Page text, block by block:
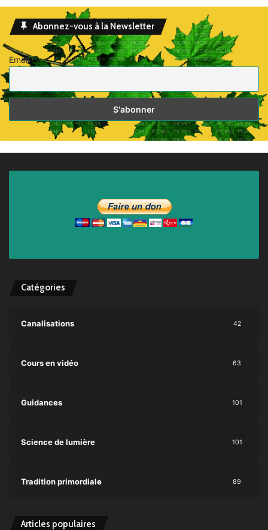
Abonnez-vous à la Newsletter
Email
Catégories
Canalisations 42
Cours en vidéo 63
Guidances 101
Science de lumière 101
Tradition primordiale 89
Articles populaires